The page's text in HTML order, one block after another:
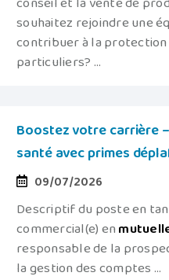
souhaitez rejoindre une
contribuer à la protection
particuliers? ...
Boostez votre carrière
santé avec primes
09/07/2026
Descriptif du poste en
commercial(e) en
responsable de la
la gestion des comptes ...